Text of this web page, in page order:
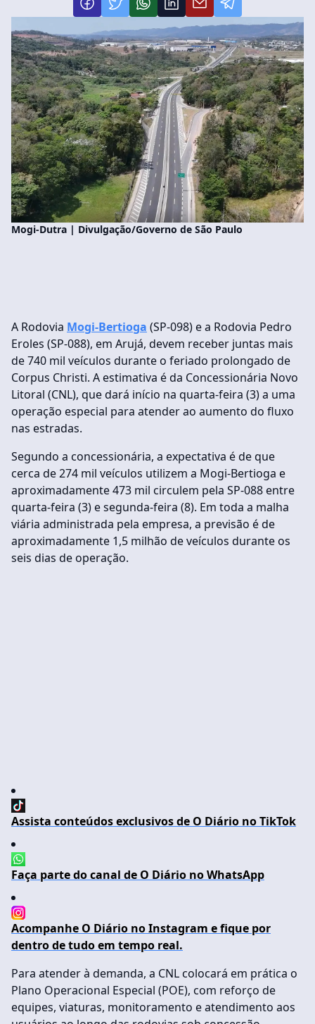
Mogi-Dutra | Divulgação/Governo de São Paulo
A Rodovia Mogi-Bertioga (SP-098) e a Rodovia Pedro
Eroles (SP-088), em Arujá, devem receber juntas mais
de 740 mil veículos durante o feriado prolongado de
Corpus Christi. A estimativa é da Concessionária Novo
Litoral (CNL), que dará início na quarta-feira (3) a uma
operação especial para atender ao aumento do fluxo
nas estradas.
Segundo a concessionária, a expectativa é de que
cerca de 274 mil veículos utilizem a Mogi-Bertioga e
aproximadamente 473 mil circulem pela SP-088 entre
quarta-feira (3) e segunda-feira (8). Em toda a malha
viária administrada pela empresa, a previsão é de
aproximadamente 1,5 milhão de veículos durante os
seis dias de operação.
Assista conteúdos exclusivos de O Diário no TikTok
Faça parte do canal de O Diário no WhatsApp
Acompanhe O Diário no Instagram e fique por
dentro de tudo em tempo real.
Para atender à demanda, a CNL colocará em prática o
Plano Operacional Especial (POE), com reforço de
equipes, viaturas, monitoramento e atendimento aos